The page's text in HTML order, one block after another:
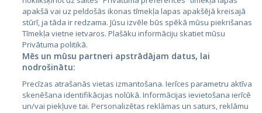
City24.lv
City24.ee
GetaPro.lv
CVbankas.lt
Kainos.lt
Paslaugos.lt
apakšā vai uz peldošās ikonas tīmekļa lapas apakšējā kreisajā
stūrī, ja tāda ir redzama. Jūsu izvēle būs spēkā mūsu piekrišanas
Tīmekļa vietne ietvaros. Plašāku informāciju skatiet mūsu
Privātuma politikā.
Mēs un mūsu partneri apstrādājam datus, lai
nodrošinātu:
Precīzas atrašanās vietas izmantošana. Ierīces parametru aktīva
skenēšana identifikācijas nolūkā. Informācijas ievietošana ierīcē
un/vai piekļuve tai. Personalizētas reklāmas un saturs, reklāmu